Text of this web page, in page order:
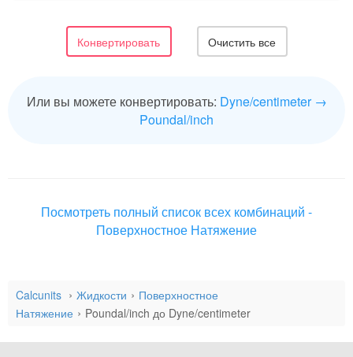
Или вы можете конвертировать: Dyne/centimeter →
Poundal/inch
Посмотреть полный список всех комбинаций -
Поверхностное Натяжение
Calcunits Жидкости
Поверхностное
Натяжение
Poundal/inch до Dyne/centimeter